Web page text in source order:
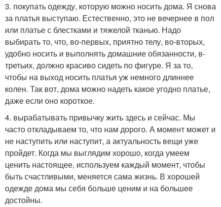
3. покупать одежду, которую можно носить дома. Я снова
за платья выступаю. Естественно, это не вечернее в пол
или платье с блестками и тяжелой тканью. Надо
выбирать то, что, во-первых, приятно телу, во-вторых,
удобно носить и выполнять домашние обязанности, в-
третьих, должно красиво сидеть по фигуре. Я за то,
чтобы на выход носить платья уж немного длиннее
колен. Так вот, дома можно надеть какое угодно платье,
даже если оно короткое.
4. вырабатывать привычку жить здесь и сейчас. Мы
часто откладываем то, что нам дорого. А момент может и
не наступить или наступит, а актуальность вещи уже
пройдет. Когда мы выглядим хорошо, когда умеем
ценить настоящее, используем каждый момент, чтобы
быть счастливыми, меняется сама жизнь. В хорошей
одежде дома мы себя больше ценим и на большее
достойны.